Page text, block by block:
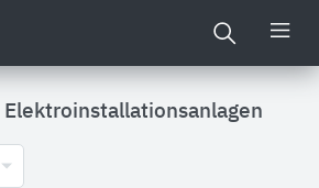
Elektroinstallationsanlagen